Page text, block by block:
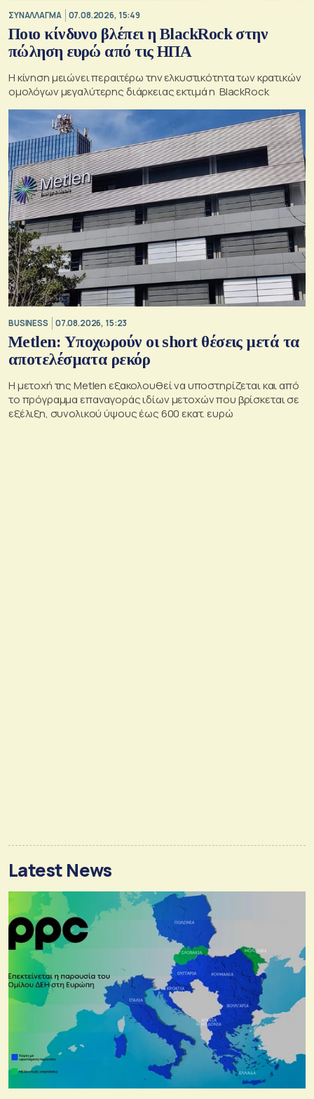
ΣΥΝΑΛΛΑΓΜΑ 07.08.2026, 15:49
Ποιο κίνδυνο βλέπει η BlackRock στην
πώληση ευρώ από τις ΗΠΑ
Η κίνηση μειώνει περαιτέρω την ελκυστικότητα των κρατικών
ομολόγων μεγαλύτερης διάρκειας εκτιμά η BlackRock
BUSINESS 07.08.2026, 15:23
Metlen: Υποχωρούν οι short θέσεις μετά τα
αποτελέσματα ρεκόρ
Η μετοχή της Metlen εξακολουθεί να υποστηρίζεται και από
το πρόγραμμα επαναγοράς ιδίων μετοχών που βρίσκεται σε
εξέλιξη, συνολικού ύψους έως 600 εκατ. ευρώ
Latest News